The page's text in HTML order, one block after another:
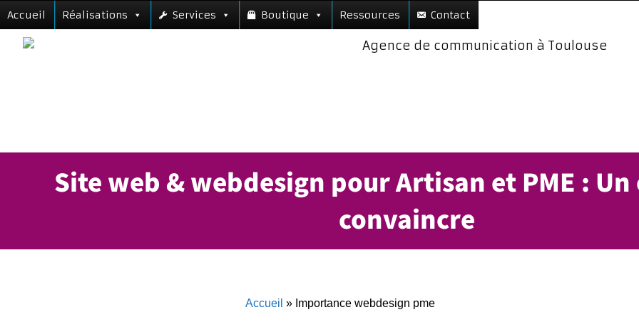
Accueil Réalisations Services Boutique Ressources Contact
Site web & webdesign pour Artisan et PME :
convaincre
Accueil » Importance webdesign pme